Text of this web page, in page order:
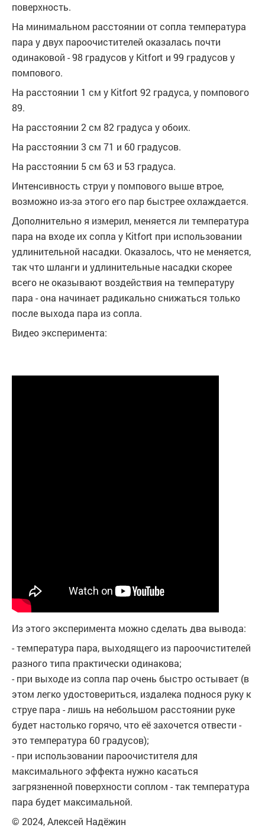
поверхность.
На минимальном расстоянии от сопла температура
пара у двух пароочистителей оказалась почти
одинаковой - 98 градусов у Kitfort и 99 градусов у
помпового.
На расстоянии 1 см у Kitfort 92 градуса, у помпового
89.
На расстоянии 2 см 82 градуса у обоих.
На расстоянии 3 см 71 и 60 градусов.
На расстоянии 5 см 63 и 53 градуса.
Интенсивность струи у помпового выше втрое,
возможно из-за этого его пар быстрее охлаждается.
Дополнительно я измерил, меняется ли температура
пара на входе их сопла у Kitfort при использовании
удлинительной насадки. Оказалось, что не меняется,
так что шланги и удлинительные насадки скорее
всего не оказывают воздействия на температуру
пара - она начинает радикально снижаться только
после выхода пара из сопла.
Видео эксперимента:
Из этого эксперимента можно сделать два вывода:
- температура пара, выходящего из пароочистителей
разного типа практически одинакова;
- при выходе из сопла пар очень быстро остывает (в
этом легко удостовериться, издалека поднося руку к
струе пара - лишь на небольшом расстоянии руке
будет настолько горячо, что её захочется отвести -
это температура 60 градусов);
- при использовании пароочистителя для
максимального эффекта нужно касаться
загрязненной поверхности соплом - так температура
пара будет максимальной.
© 2024, Алексей Надёжин